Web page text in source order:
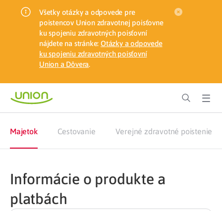
Všetky otázky a odpovede pre
poistencov Union zdravotnej poisťovne
ku spojeniu zdravotných poisťovní
nájdete na stránke: Otázky a odpovede
ku spojeniu zdravotných poisťovní
Union a Dôvera.
Cestovanie Verejné zdravotné poistenie
Majetok
Informácie o produkte a
platbách